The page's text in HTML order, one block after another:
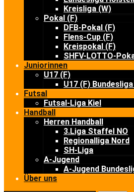
Kreisliga (W)
Pokal (F)
DFB-Pokal (F)
Flens-Cup (F)
Kreispokal (F)
SHFV-LOTTO-
Juniorinnen
U17 (F)
U17 (F)
Futsal
Futsal-Liga Kiel
Handball
Herren Handball
3.Liga Staffel NO
Regionalliga Nord
SH-Liga
A-Jugend
A-Jugend
Über uns